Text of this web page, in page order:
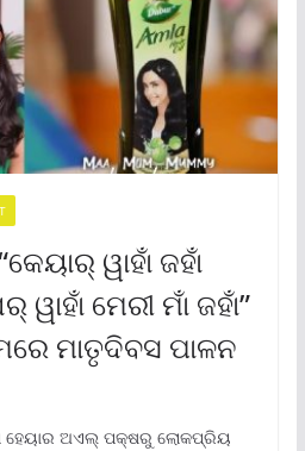
ୱାହାଁ ଜହାଁ
ମେରୀ ମାଁ ଜହାଁ”
ମାତୃଦିବସ ପାଳନ
ହେୟାର ଅଏଲ୍ ପକ୍ଷରୁ ଲୋକପ୍ରିୟ